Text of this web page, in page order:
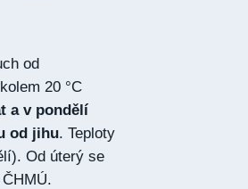
od
20 °C
a v pondělí
od jihu. Teploty
Od úterý se